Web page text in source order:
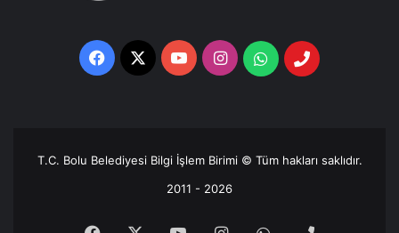
Facebook
X YouTubeInstagramWhatsappTelefon
T.C. Bolu Belediyesi Bilgi İşlem Birimi © Tüm hakları saklıdır.
2011 - 2026